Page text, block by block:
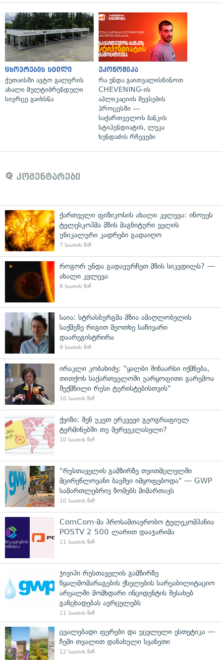
ცხოვრების სტილი
ქუთაისში ავტო გალერის
ახალი მულტიბრენდული
სივრცე გაიხსნა
ეკონომიკა
რა უნდა გაითვალისწინოთ
CHEVENING-ის
აპლიკაციის შევსების
პროცესში —
საქართველოს ბანკის
სტიპენდიატის, ლუკა
ხუნდაძის რჩევები
კომენტარები
ქართველი ფიზიკოსის ახალი კვლევა: ინოუეს
ტელესკოპმა მზის მაგნიტური ველის
უნიკალური კადრები გადაიღო
7 საათის წინ
როგორ უნდა გადავურჩეთ მზის სიკვდილს? —
ახალი კვლევა
8 საათის წინ
საია: სტრასბურგმა მზია ამაღლობელის
საქმეზე რიგით მეოთხე საჩივარი
დაარეგისტრირა
9 საათის წინ
ირაკლი კობახიძე: "ყალბი შინაარსი იქმნება,
თითქოს საქართველოში უარყოფითი გარემოა
შექმნილი რუსი ტურისტებისთვის"
10 საათის წინ
ქვიზი: შენ უკეთ ერკვევი გეოგრაფიულ
ტერმინებში თუ მერვეკლასელი?
10 საათის წინ
"რუსთაველის გამზირზე თვითმცლელში
მცირეწლოვანი ბავშვი იმყოფებოდა" — GWP
სამართლებრივ ზომებს მიმართავს
10 საათის წინ
ComCom-მა პროსამთავრობო ტელეკომპანია
POSTV 2 500 ლარით დააჯარიმა
11 საათის წინ
ჯივიპი რუსთაველის გამზირზე
წყალმომარაგების ქსელების სარეაბილიტაციო
არეალში მომხდარი ინციდენტის შესახებ
განცხადებას ავრცელებს
11 საათის წინ
ცვალებადი ფერები და უცვლელი ესთეტიკა —
ჩემი თვალით დანახული სვანეთი
12 საათის წინ